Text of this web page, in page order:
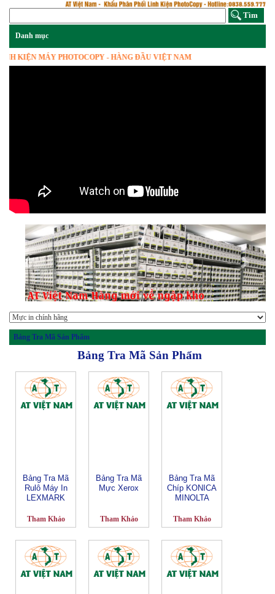
MÁY PHOTOCOPY - HÀNG ĐẦU VIỆT NAM
Previous Next
Bảng Tra Mã Sản Phẩm
Bảng Tra Mã Sản Phẩm
Bảng Tra Mã
Rulô Máy In
LEXMARK
Tham Khảo
Bảng Tra Mã
Mực Xerox
Tham Khảo
Bảng Tra Mã
Chíp KONICA
MINOLTA
Tham Khảo